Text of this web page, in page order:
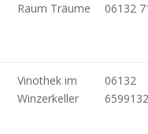
Raum Träume 06132
Vinothek im
Winzerkeller
06132